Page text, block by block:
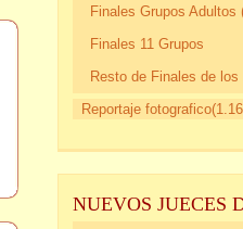
Finales Grupos Adultos
Finales 11 Grupos
Resto de Finales de
Reportaje
NUEVOS JUECES